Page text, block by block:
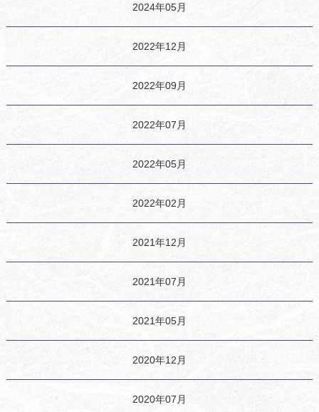
2024年05月
2022年12月
2022年09月
2022年07月
2022年05月
2022年02月
2021年12月
2021年07月
2021年05月
2020年12月
2020年07月